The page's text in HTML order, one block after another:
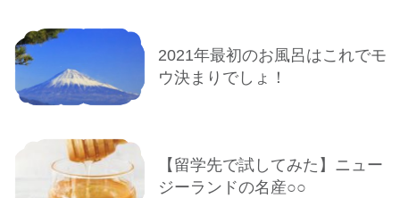
2021年最初のお風呂はこれでモ
ウ決まりでしょ！
【留学先で試してみた】ニュー
ジーランドの名産○○